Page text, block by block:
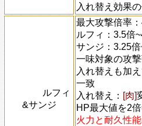
入れ替え効果
ルフィ
&サンジ
最大攻撃倍率
ルフィ：3.5倍
サンジ：3.25
一味対象の攻
入れ替えも加
一致
入れ替え： [肉]
HP最大値を2
火力と耐久性